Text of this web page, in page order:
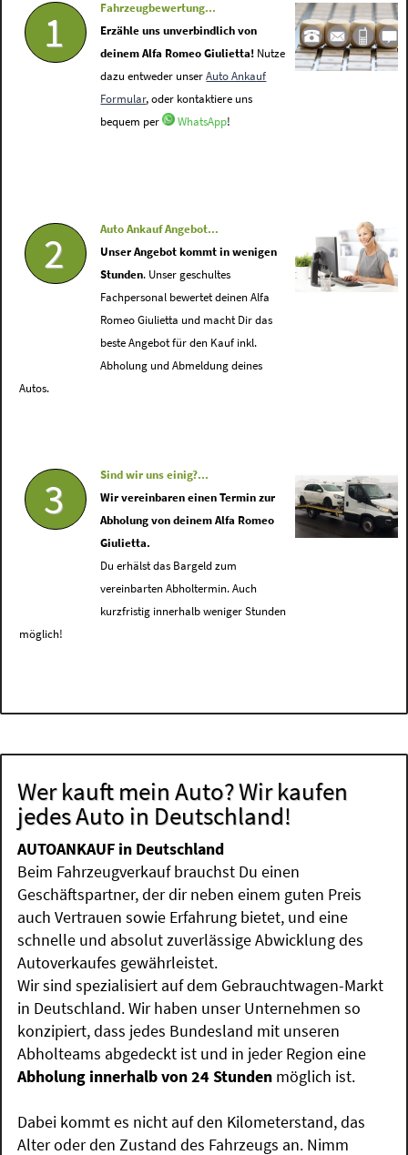
1
Fahrzeugbewertung...
Erzähle uns unverbindlich von
deinem Alfa Romeo Giulietta! Nutze
dazu entweder unserAuto Ankauf
Formular, oder kontaktiere uns
bequem per
WhatsApp!
2
Auto Ankauf Angebot...
Unser Angebot kommt in wenigen
Stunden. Unser geschultes
Fachpersonal bewertet deinen Alfa
Romeo Giulietta und macht Dir das
beste Angebot für den Kauf inkl.
Abholung und Abmeldung deines
Autos.
3
Sind wir uns einig?...
Wir vereinbaren einen Termin zur
Abholung von deinem Alfa Romeo
Giulietta.
Du erhälst das Bargeld zum
vereinbarten Abholtermin. Auch
kurzfristig innerhalb weniger Stunden
möglich!
Wer kauft mein Auto? Wir kaufen
jedes Auto in Deutschland!
AUTOANKAUF in Deutschland
Beim Fahrzeugverkauf brauchst Du einen
Geschäftspartner, der dir neben einem guten Preis
auch Vertrauen sowie Erfahrung bietet, und eine
schnelle und absolut zuverlässige Abwicklung des
Autoverkaufes gewährleistet.
Wir sind spezialisiert auf dem Gebrauchtwagen-Markt
in Deutschland. Wir haben unser Unternehmen so
konzipiert, dass jedes Bundesland mit unseren
Abholteams abgedeckt ist und in jeder Region eine
Abholung innerhalb von 24 Stunden möglich ist.
Dabei kommt es nicht auf den Kilometerstand, das
Alter oder den Zustand des Fahrzeugs an. Nimm